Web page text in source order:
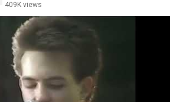
409K views